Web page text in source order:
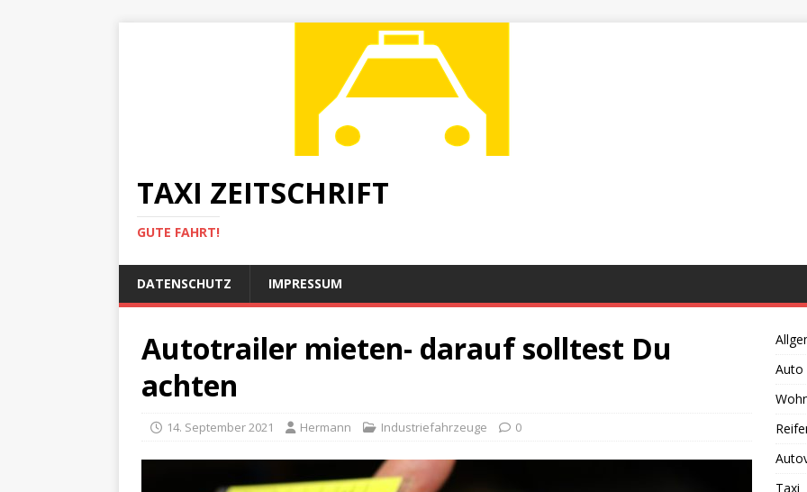
TAXI ZEITSCHRIFT
GUTE FAHRT!
DATENSCHUTZ IMPRESSUM
Autotrailer mieten- darauf solltest Du
achten
14. September 2021 Hermann Industriefahrzeuge 0
Auto
Taxi